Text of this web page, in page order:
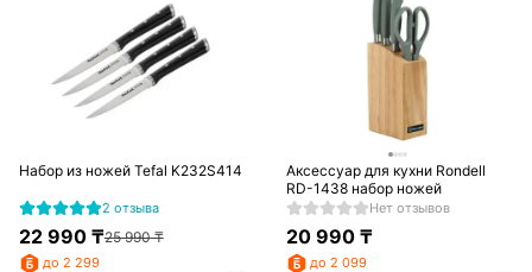
Набор из ножей Tefal K232S414
2 отзыва
22 990₸25 990₸
до 2 299
Аксессуар для кухни Rondell
RD-1438 набор ножей
Нет отзывов
20 990 ₸
до 2 099